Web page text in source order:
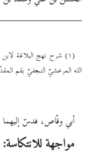
الله المرعشيّ النجفيّ بقم
أبي وقّاص، فدسّ إليهما
مواجهة للانتكاسة: